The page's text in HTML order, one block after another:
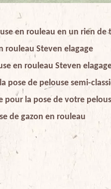
en rouleau en un rien de
rouleau Steven elagage
en rouleau Steven
pose de pelouse semi-
pour la pose de votre
de gazon en rouleau